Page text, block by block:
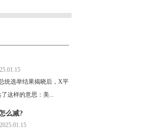
选举结果揭晓后，X平
这样的意思：美...
么减?